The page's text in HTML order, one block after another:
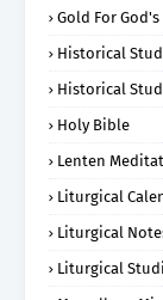
Gold For God's
Historical
Historical
Holy Bible
Lenten
Liturgical
Liturgical
Liturgical